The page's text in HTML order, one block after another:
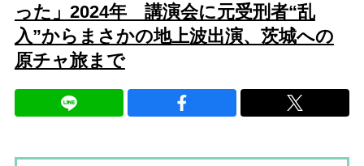
った」2024年 講演会に元受刑者“乱
入”からまさかの地上波出演、茨城への
原チャ旅まで